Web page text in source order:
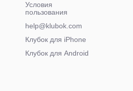
Условия
пользования
help@klubok.com
Клубок для iPhone
Клубок для Android